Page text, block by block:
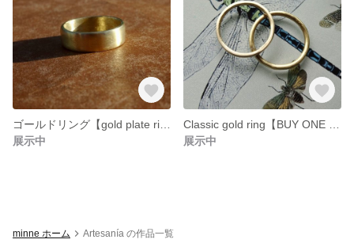
展示中
展示中
minne ホーム Artesanía の作品一覧